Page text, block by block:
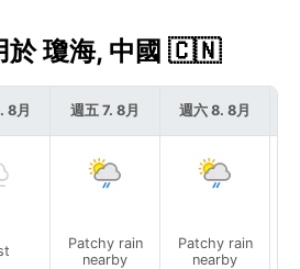
於 瓊海, 中國 🇨🇳
8月 週五 7. 8月
Patchy rain
nearby
週六 8. 8月
Patchy rain
nearby